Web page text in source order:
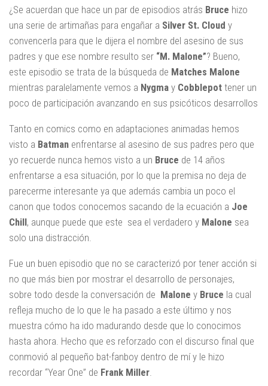
¿Se acuerdan que hace un par de episodios atrás Bruce hizo
una serie de artimañas para engañar a Silver St. Cloud y
convencerla para que le dijera el nombre del asesino de sus
padres y que ese nombre resulto ser “M. Malone”? Bueno,
este episodio se trata de la búsqueda de Matches Malone
mientras paralelamente vemos a Nygma y Cobblepot tener un
poco de participación avanzando en sus psicóticos desarrollos
Tanto en comics como en adaptaciones animadas hemos
visto a Batman enfrentarse al asesino de sus padres pero que
yo recuerde nunca hemos visto a un Bruce de 14 años
enfrentarse a esa situación, por lo que la premisa no deja de
parecerme interesante ya que además cambia un poco el
canon que todos conocemos sacando de la ecuación a Joe
Chill, aunque puede que este sea el verdadero y Malone sea
solo una distracción.
Fue un buen episodio que no se caracterizó por tener acción si
no que más bien por mostrar el desarrollo de personajes,
sobre todo desde la conversación de Malone y Bruce la cual
refleja mucho de lo que le ha pasado a este último y nos
muestra cómo ha ido madurando desde que lo conocimos
hasta ahora. Hecho que es reforzado con el discurso final que
conmovió al pequeño bat-fanboy dentro de mí y le hizo
recordar “Year One” de Frank Miller